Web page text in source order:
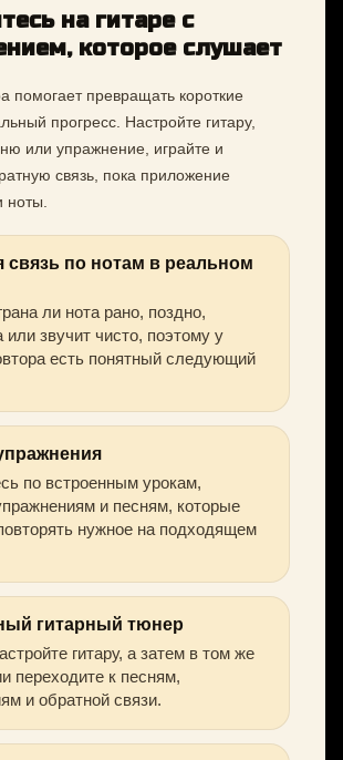
на гитаре с
которое слушает
помогает превращать короткие
прогресс. Настройте гитару,
или упражнение, играйте и
связь, пока приложение
ноты.
связь по нотам в реальном
ли нота рано, поздно,
или звучит чисто, поэтому у
есть понятный следующий
по встроенным урокам,
и песням, которые
нужное на подходящем
гитарный тюнер
гитару, а затем в том же
переходите к песням,
и обратной связи.